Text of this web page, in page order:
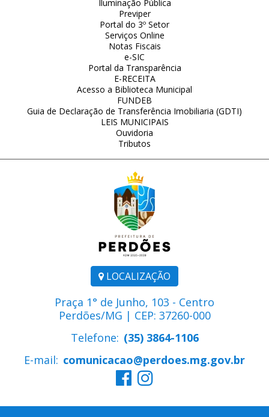
LOCALIZAÇÃO
Praça 1° de Junho, 103 - Centro
Perdões/MG | CEP: 37260-000
Telefone: (35) 3864-1106
E-mail: comunicacao@perdoes.mg.gov.br
Iluminação Pública
Previper
Portal do 3º Setor
Serviços Online
Notas Fiscais
e-SIC
Portal da Transparência
E-RECEITA
Acesso a Biblioteca Municipal
FUNDEB
Guia de Declaração de Transferência Imobiliaria (GDTI)
LEIS MUNICIPAIS
Ouvidoria
Tributos